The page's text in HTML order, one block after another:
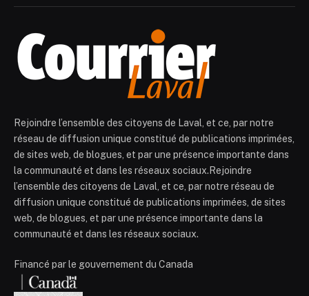
Rejoindre l’ensemble des citoyens de Laval, et ce, par notre
réseau de diffusion unique constitué de publications imprimées,
de sites web, de blogues, et par une présence importante dans
la communauté et dans les réseaux sociaux.Rejoindre
l’ensemble des citoyens de Laval, et ce, par notre réseau de
diffusion unique constitué de publications imprimées, de sites
web, de blogues, et par une présence importante dans la
communauté et dans les réseaux sociaux.
Financé par le gouvernement du Canada